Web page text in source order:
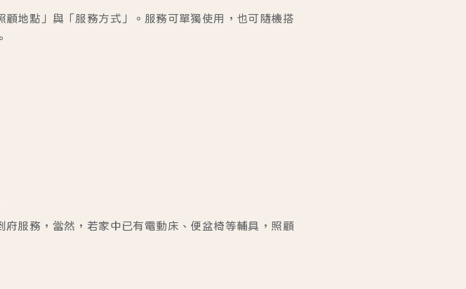
顧地點」與「服務方式」。服務可單獨使用，也可隨機搭
服務，當然，若家中已有電動床、便盆椅等輔具，照顧